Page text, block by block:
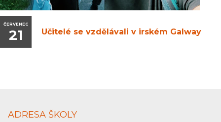
ČERVENEC
21 Učitelé se vzdělávali v irském Galway
ADRESA ŠKOLY